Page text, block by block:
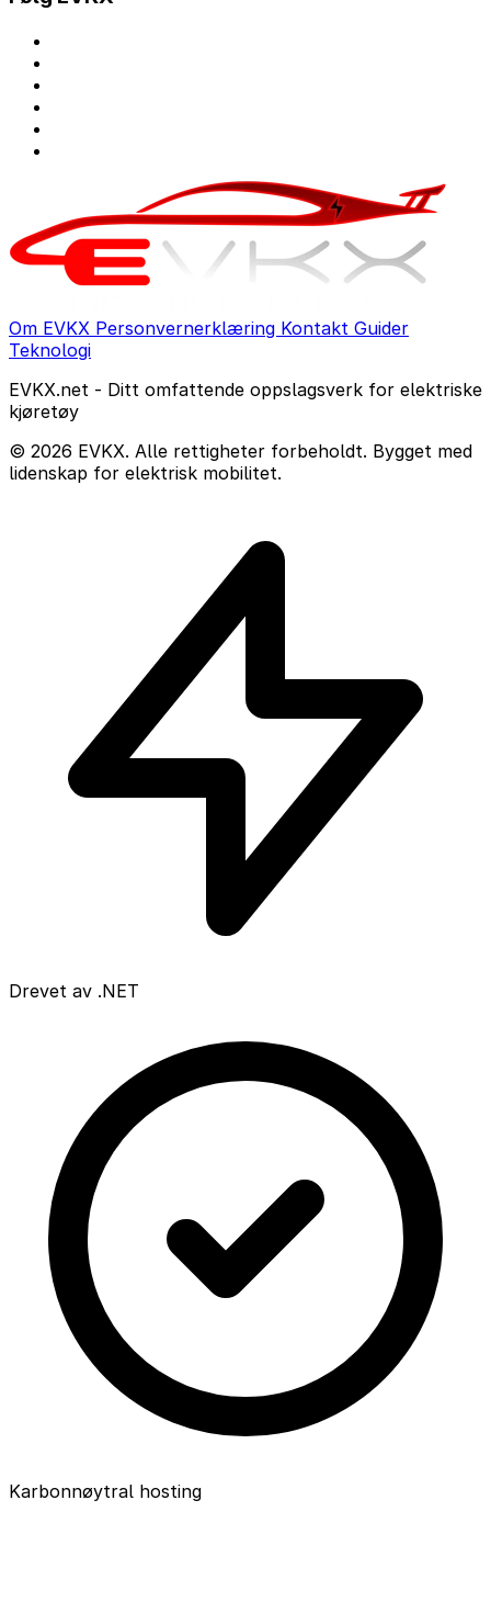
Om EVKX Personvernerklæring Kontakt Guider
Teknologi
EVKX.net - Ditt omfattende oppslagsverk for elektriske
kjøretøy
© 2026 EVKX. Alle rettigheter forbeholdt. Bygget med
lidenskap for elektrisk mobilitet.
Drevet av .NET
Karbonnøytral hosting